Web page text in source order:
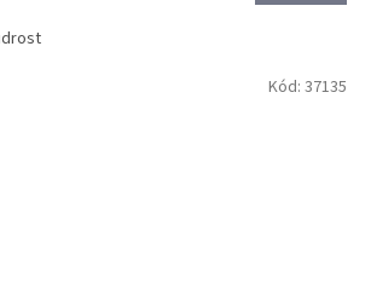
Kód: 37135